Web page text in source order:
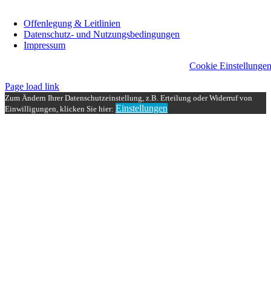
Offenlegung & Leitlinien
Datenschutz- und Nutzungsbedingungen
Impressum
Cookie Einstellungen
Page load link
Zum Ändern Ihrer Datenschutzeinstellung, z.B. Erteilung oder Widerruf von
Einwilligungen, klicken Sie hier: Einstellungen